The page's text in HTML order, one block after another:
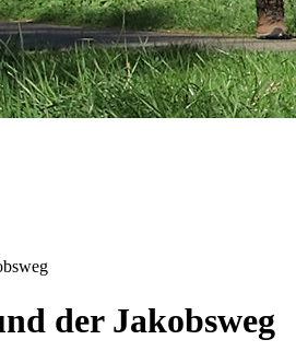
der Jakobsweg